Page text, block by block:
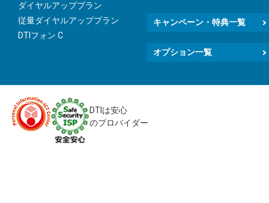
ダイヤルアッププラン
従量ダイヤルアッププラン
DTIフォン C
キャンペーン・特典一覧
オプション一覧
DTIは安心
のプロバイダー